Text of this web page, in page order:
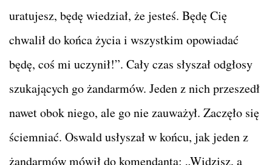
uratujesz, będę wiedział, że jesteś. Będę Cię
chwalił do końca życia i wszystkim opowiadać
będę, coś mi uczynił!”. Cały czas słyszał odgłosy
szukających go żandarmów. Jeden z nich przeszedł
nawet obok niego, ale go nie zauważył. Zaczęło się
ściemniać. Oswald usłyszał w końcu, jak jeden z
żandarmów mówił do komendanta: „Widzisz, a